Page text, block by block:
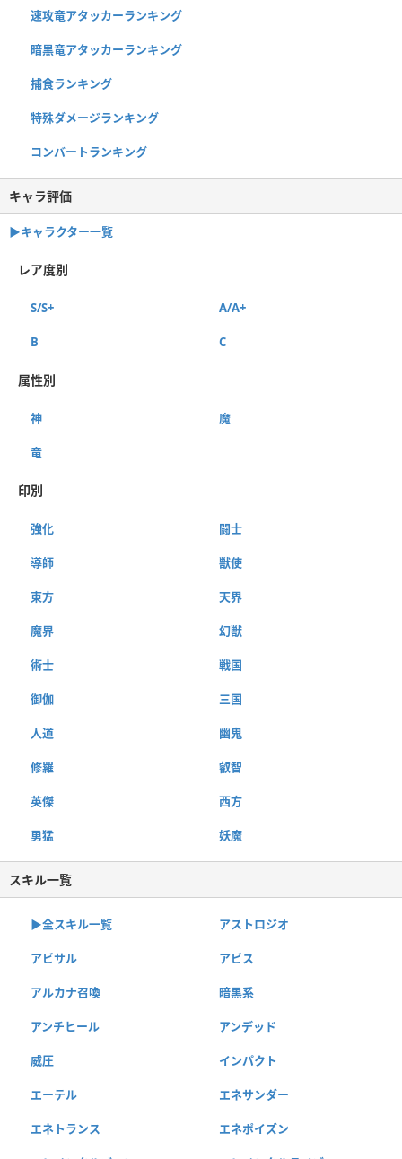
速攻竜アタッカーランキング
暗黒竜アタッカーランキング
捕食ランキング
特殊ダメージランキング
コンバートランキング
キャラ評価
▶︎キャラクター一覧
レア度別
S/S+ A/A+
B C
属性別
神 魔
竜
印別
強化 闘士
導師 獣使
東方 天界
魔界 幻獣
術士 戦国
御伽 三国
人道 幽鬼
修羅 叡智
英傑 西方
勇猛 妖魔
スキル一覧
▶︎全スキル一覧 アストロジオ
アビサル アビス
アルカナ召喚 暗黒系
アンチヒール アンデッド
威圧 インパクト
エーテル エネサンダー
エネトランス エネポイズン